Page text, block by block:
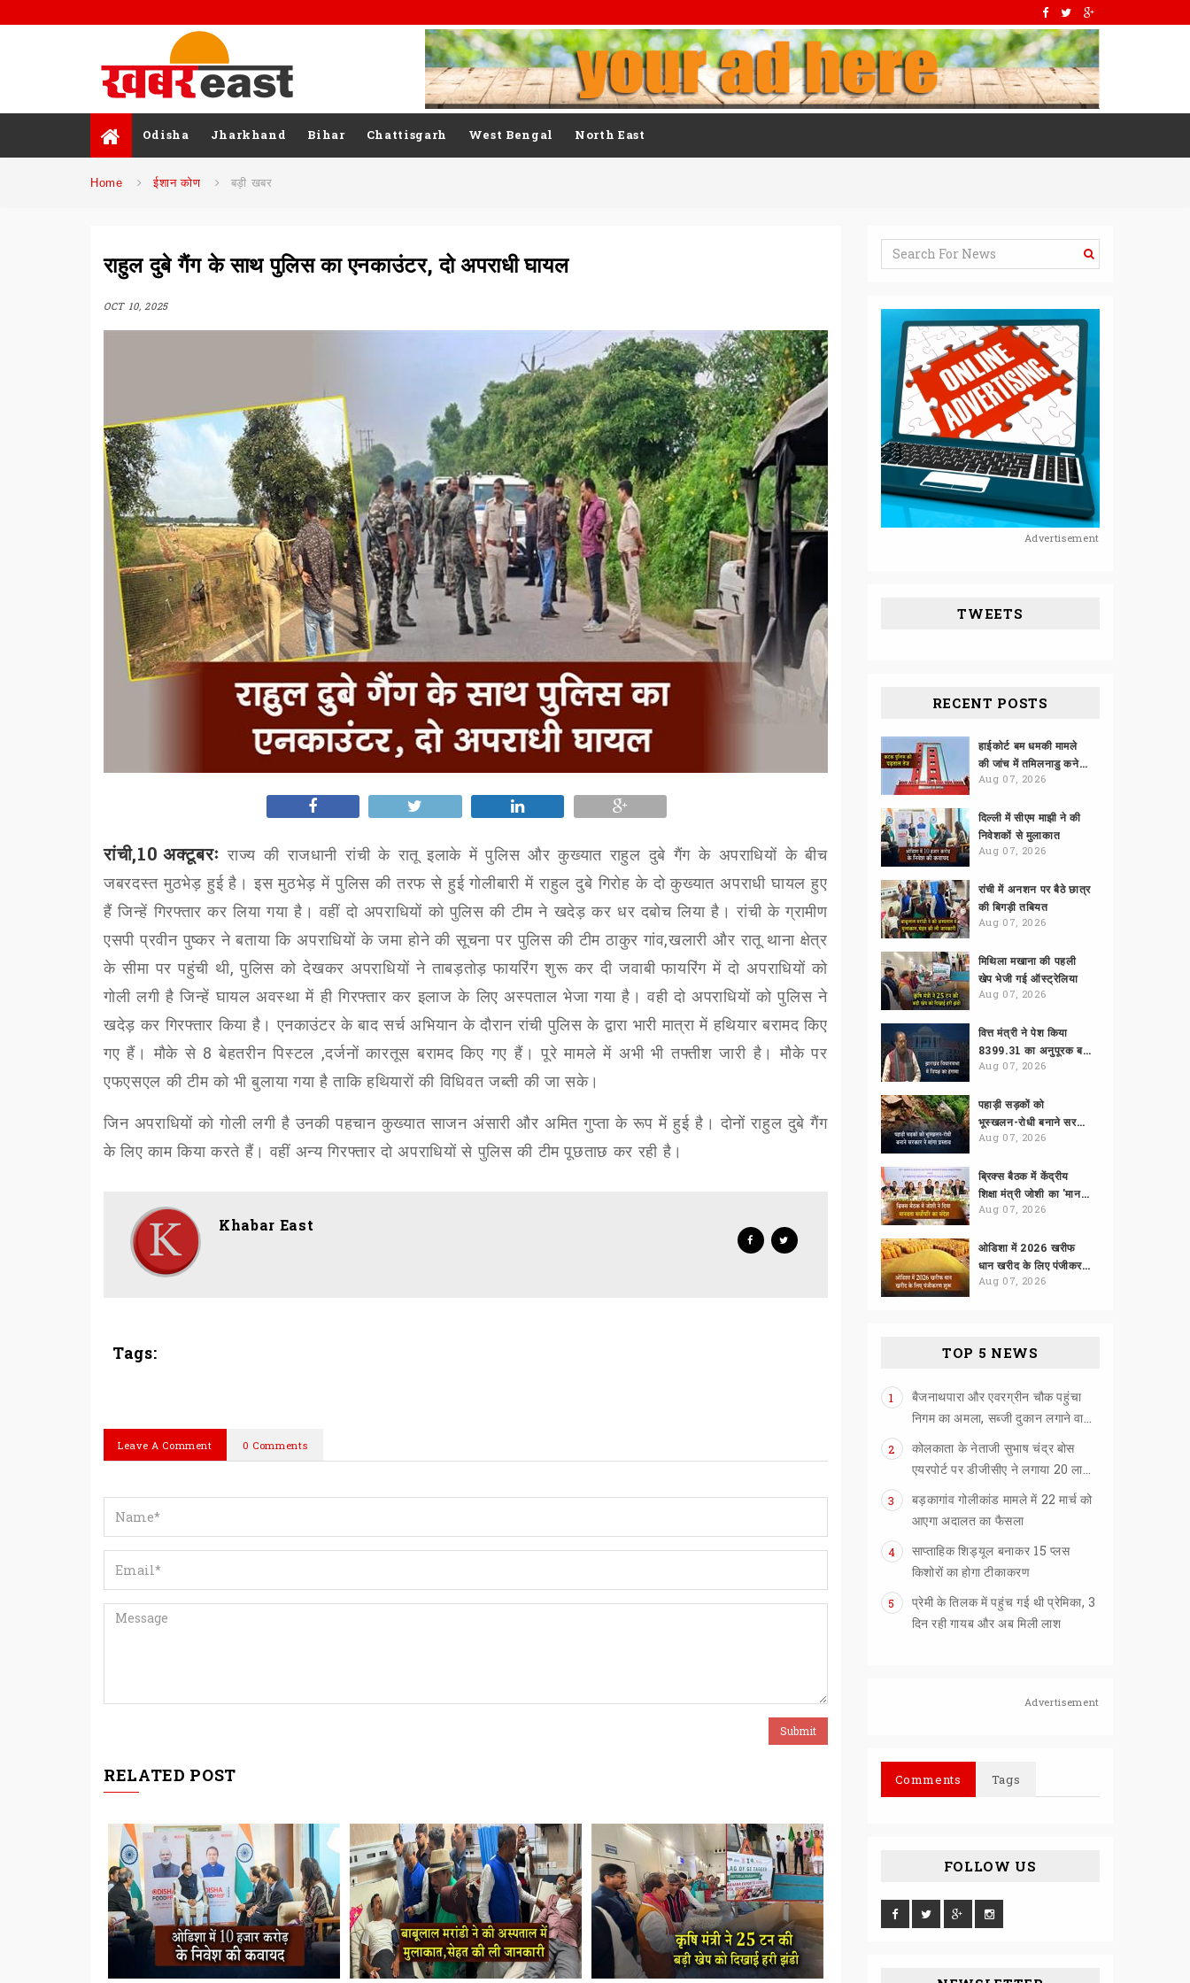
Odisha Jharkhand Bihar Chattisgarh West Bengal North East
Home ईशान कोण बड़ी खबर
राहुल दुबे गैंग के साथ पुलिस का एनकाउंटर, दो अपराधी घायल
OCT 10, 2025
रांची,10 अक्टूबरः राज्य की राजधानी रांची के रातू इलाके में पुलिस और कुख्यात राहुल दुबे गैंग के अपराधियों के बीच
जबरदस्त मुठभेड़ हुई है। इस मुठभेड़ में पुलिस की तरफ से हुई गोलीबारी में राहुल दुबे गिरोह के दो कुख्यात अपराधी घायल हुए
हैं जिन्हें गिरफ्तार कर लिया गया है। वहीं दो अपराधियों को पुलिस की टीम ने खदेड़ कर धर दबोच लिया है। रांची के ग्रामीण
एसपी प्रवीन पुष्कर ने बताया कि अपराधियों के जमा होने की सूचना पर पुलिस की टीम ठाकुर गांव,खलारी और रातू थाना क्षेत्र
के सीमा पर पहुंची थी,पुलिस को देखकर अपराधियों ने ताबड़तोड़ फायरिंग शुरू कर दी जवाबी फायरिंग में दो अपराधियों को
गोली लगी है जिन्हें घायल अवस्था में ही गिरफ्तार कर इलाज के लिए अस्पताल भेजा गया है। वही दो अपराधियों को पुलिस ने
खदेड़ कर गिरफ्तार किया है। एनकाउंटर के बाद सर्च अभियान के दौरान रांची पुलिस के द्वारा भारी मात्रा में हथियार बरामद किए
गए हैं। मौके से 8बेहतरीन पिस्टल ,दर्जनों कारतूस बरामद किए गए हैं। पूरे मामले में अभी भी तफ्तीश जारी है। मौके पर
एफएसएल की टीम को भी बुलाया गया है ताकि हथियारों की विधिवत जब्ती की जा सके।
जिन अपराधियों को गोली लगी है उनकी पहचान कुख्यात साजन अंसारी और अमित गुप्ता के रूप में हुई है। दोनों राहुल दुबे गैंग
के लिए काम किया करते हैं। वहीं अन्य गिरफ्तार दो अपराधियों से पुलिस की टीम पूछताछ कर रही है।
Khabar East
Tags:
Leave A Comment 0 Comments
RELATED POST
Advertisement
TWEETS
RECENT POSTS
हाईकोर्ट बम धमकी मामले
की जांच में तमिलनाडु कनेक्शन
Aug 07, 2026
दिल्ली में सीएम माझी ने की
निवेशकों से मुलाकात
Aug 07, 2026
रांची में अनशन पर बैठे छात्र
की बिगड़ी तबियत
Aug 07, 2026
मिथिला मखाना की पहली
खेप भेजी गई ऑस्ट्रेलिया
Aug 07, 2026
वित्त मंत्री ने पेश किया
8399.31 का अनुपूरक बजट
Aug 07, 2026
पहाड़ी सड़कों को
भूस्खलन-रोधी बनाने सरकार ने मांगा प्रस्ताव
Aug 07, 2026
ब्रिक्स बैठक में केंद्रीय
शिक्षा मंत्री जोशी का 'मानवता सर्वोपरि' पर जोर
Aug 07, 2026
ओडिशा में 2026 खरीफ
धान खरीद के लिए पंजीकरण शुरू
Aug 07, 2026
TOP 5 NEWS
1
बैजनाथपारा और एवरग्रीन चौक पहुंचा
2
कोलकाता के नेताजी सुभाष चंद्र बोस
3
बड़कागांव गोलीकांड मामले में 22 मार्च को
आएगा अदालत का फैसला
4
साप्ताहिक शिड्यूल बनाकर 15 प्लस
किशोरों का होगा टीकाकरण
5
प्रेमी के तिलक में पहुंच गई थी प्रेमिका, 3
दिन रही गायब और अब मिली लाश
Advertisement
Comments Tags
FOLLOW US